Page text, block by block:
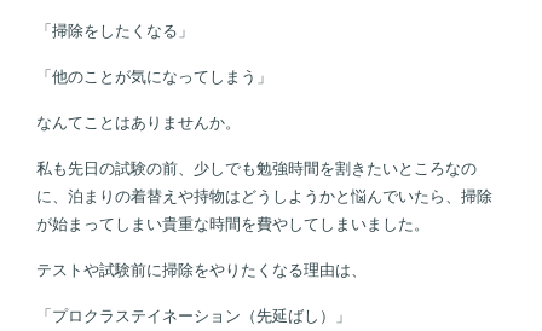
「掃除をしたくなる」
「他のことが気になってしまう」
なんてことはありませんか。
私も先日の試験の前、少しでも勉強時間を割きたいところなの
に、泊まりの着替えや持物はどうしようかと悩んでいたら、掃除
が始まってしまい貴重な時間を費やしてしまいました。
テストや試験前に掃除をやりたくなる理由は、
「プロクラステイネーション（先延ばし）」